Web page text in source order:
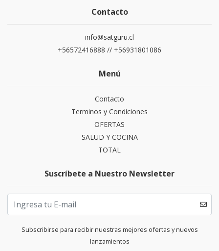
Contacto
info@satguru.cl
+56572416888 // +56931801086
Menú
Contacto
Terminos y Condiciones
OFERTAS
SALUD Y COCINA
TOTAL
Suscríbete a Nuestro Newsletter
Subscribirse para recibir nuestras mejores ofertas y nuevos
lanzamientos